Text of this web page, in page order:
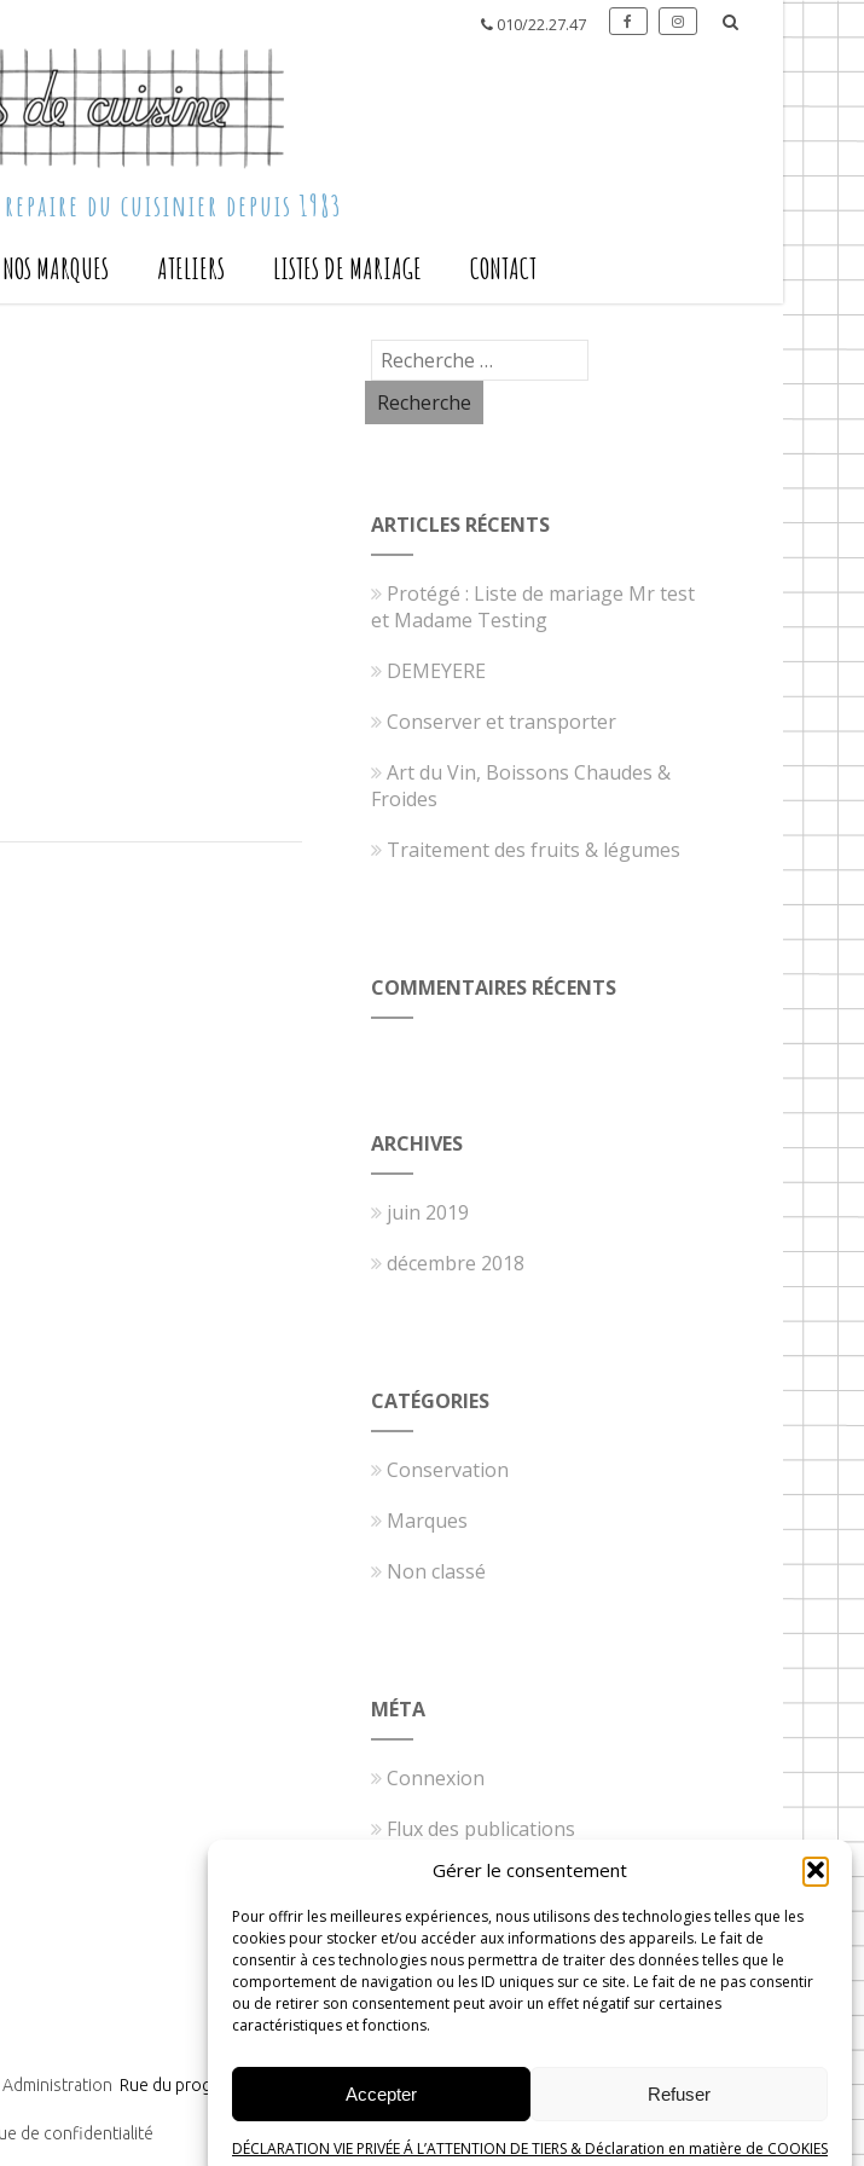
Gérer le consentement
Pour offrir les meilleures expériences, nous utilisons des technologies telles que les
cookies pour stocker et/ou accéder aux informations des appareils. Le fait de
consentir à ces technologies nous permettra de traiter des données telles que le
comportement de navigation ou les ID uniques sur ce site. Le fait de ne pas consentir
ou de retirer son consentement peut avoir un effet négatif sur certaines
caractéristiques et fonctions.
Accepter Refuser
DÉCLARATION VIE PRIVÉE Á L’ATTENTION DE TIERS & Déclaration en matière de COOKIES
010/22.27.47
du cuisinier depuis 1983
NOS MARQUES ATELIERS LISTES DE MARIAGE CONTACT
ARTICLES RÉCENTS
Protégé : Liste de mariage Mr test
et Madame Testing
DEMEYERE
Conserver et transporter
Art du Vin, Boissons Chaudes &
Froides
Traitement des fruits & légumes
COMMENTAIRES RÉCENTS
ARCHIVES
juin 2019
décembre 2018
CATÉGORIES
Conservation
Marques
Non classé
MÉTA
Connexion
Flux des publications
Flux des commentaires
Site de WordPress-FR
Administration Rue du progrès n°7, 1300 Wavre
de confidentialité